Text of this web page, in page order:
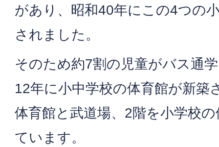
があり、昭和40年にこの4つの
されました。
そのため約7割の児童がバス通
12年に小中学校の体育館が新築
体育館と武道場、2階を小学校
ています。